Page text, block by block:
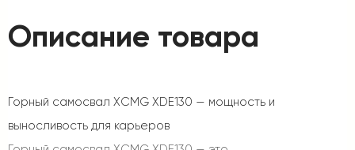
Описание товара
Горный самосвал XCMG XDE130 — мощность и
выносливость для карьеров